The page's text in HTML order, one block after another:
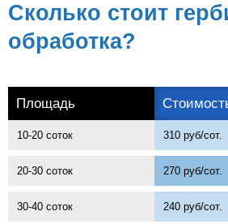
Онлайн оплата
Сколько стоит
обработка?
Площадь
10-20 соток 310 руб/сот.
20-30 соток 270 руб/сот.
30-40 соток 240 руб/сот.